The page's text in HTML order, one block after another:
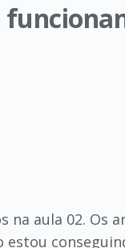
aula 02. Os